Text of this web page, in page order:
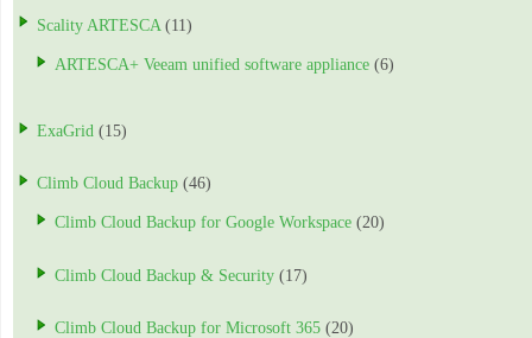
Scality ARTESCA (11)
ARTESCA+ Veeam unified software appliance (6)
ExaGrid (15)
Climb Cloud Backup (46)
Climb Cloud Backup for Google Workspace (20)
Climb Cloud Backup & Security (17)
Climb Cloud Backup for Microsoft 365 (20)